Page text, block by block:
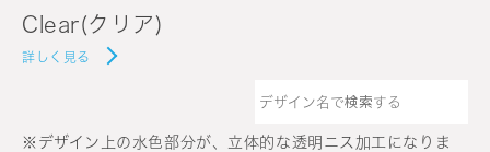
Clear(クリア)
詳しく見る
※デザイン上の水色部分が、立体的な透明ニス加工になりま